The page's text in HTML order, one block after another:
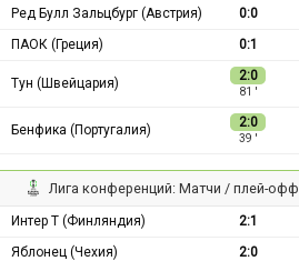
Ред Булл Зальцбург (Австрия)
0:0
ПАОК (Греция)
0:1
Тун (Швейцария) 2:0
81 ′
Бенфика (Португалия) 2:0
39 ′
Лига конференций: Матчи / плей-офф
Интер Т (Финляндия) 2:1
Яблонец (Чехия)
2:0